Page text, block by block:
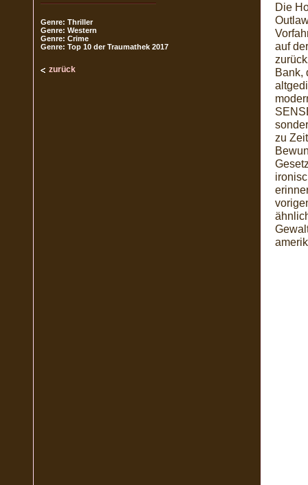
Genre: Thriller
Genre: Western
Genre: Crime
Genre: Top 10 der Traumathek 2017
zurück
Die
auf
Bank,
zu